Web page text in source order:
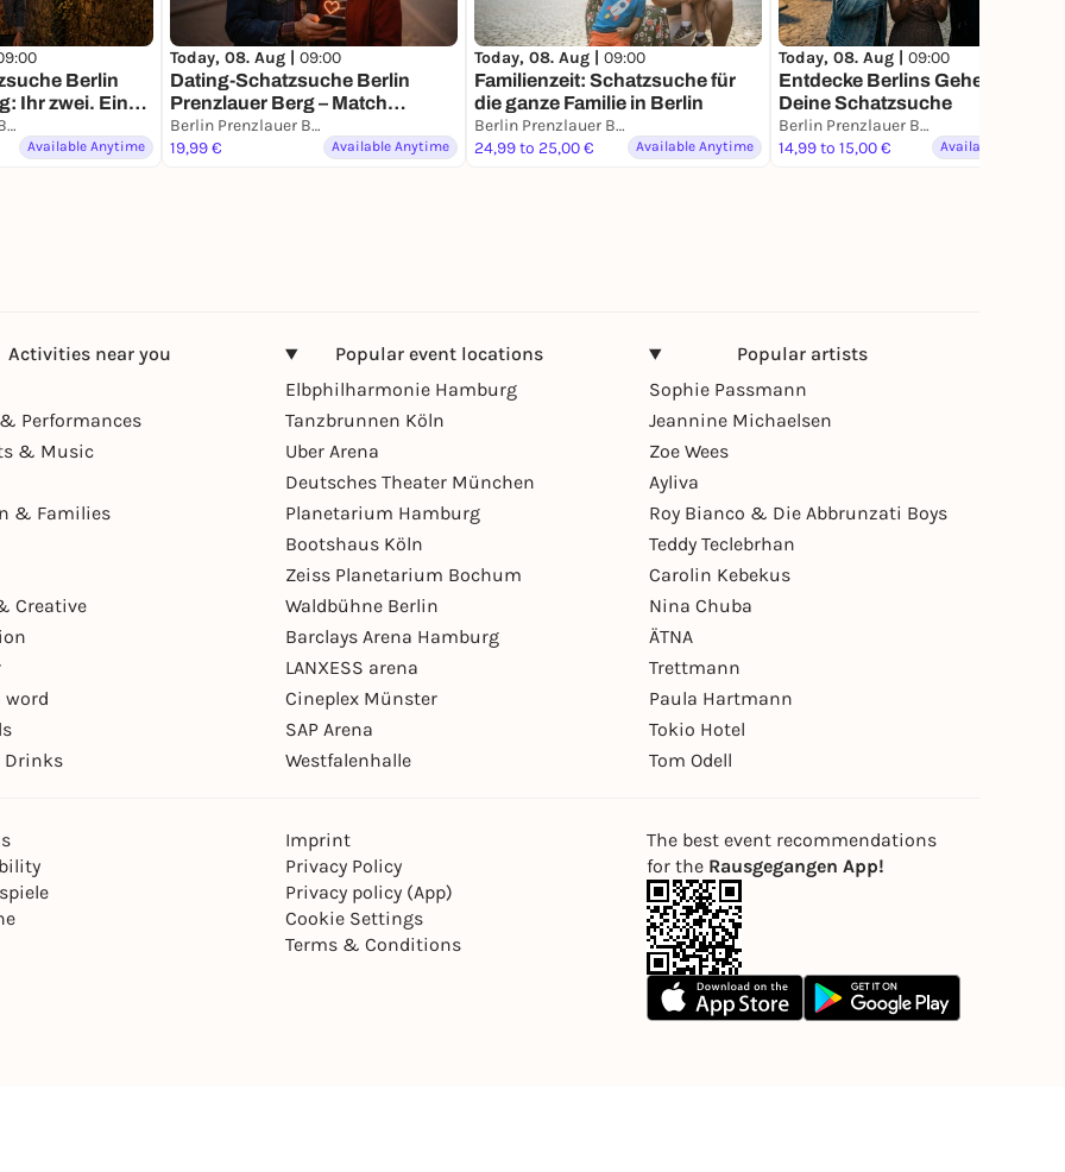
Berlin
Ihr zwei. Eine
Berlin Prenzlauer Berg
Available Anytime
Today, 08. Aug | 09:00
Dating-Schatzsuche Berlin
Prenzlauer Berg – Match
Mission für 2
Berlin Prenzlauer Berg
19,99 €
Available Anytime
Today, 08. Aug | 09:00
Familienzeit: Schatzsuche für
die ganze Familie in Berlin
Berlin Prenzlauer Berg
24,99 to 25,00 €
Available Anytime
Today, 08. Aug | 09:00
Entdecke Berlins Geheimnisse:
Deine Schatzsuche
Berlin Prenzlauer Berg
14,99 to 15,00 €
Available Anytime
Activities near you
Performances
& Music
& Families
Creative
word
Drinks
Popular event locations
Elbphilharmonie Hamburg
Tanzbrunnen Köln
Uber Arena
Deutsches Theater München
Planetarium Hamburg
Bootshaus Köln
Zeiss Planetarium Bochum
Waldbühne Berlin
Barclays Arena Hamburg
LANXESS arena
Cineplex Münster
SAP Arena
Westfalenhalle
Popular artists
Sophie Passmann
Jeannine Michaelsen
Zoe Wees
Ayliva
Roy Bianco & Die Abbrunzati Boys
Teddy Teclebrhan
Carolin Kebekus
Nina Chuba
ÄTNA
Trettmann
Paula Hartmann
Tokio Hotel
Tom Odell
Imprint
Privacy Policy
Privacy policy (App)
Cookie Settings
Terms & Conditions
The best event recommendations
for the Rausgegangen App!